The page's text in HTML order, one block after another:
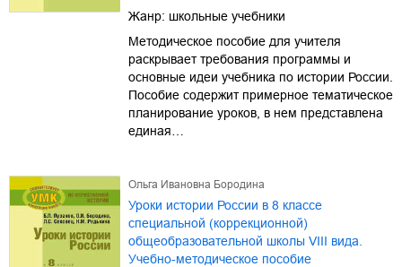
Жанр: школьные учебники
Методическое пособие для учителя
раскрывает требования программы и
основные идеи учебника по истории России.
Пособие содержит примерное тематическое
планирование уроков, в нем представлена
единая…
Ольга Ивановна Бородина
Уроки истории России в 8 классе
специальной (коррекционной)
общеобразовательной школы VIII вида.
Учебно-методическое пособие